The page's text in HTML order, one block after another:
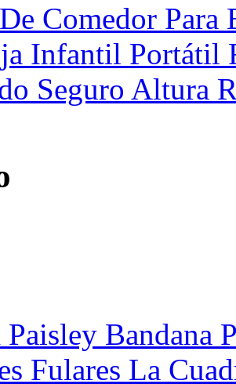
Comedor
Infantil Portátil
Seguro Altura
Bandana
Fulares La